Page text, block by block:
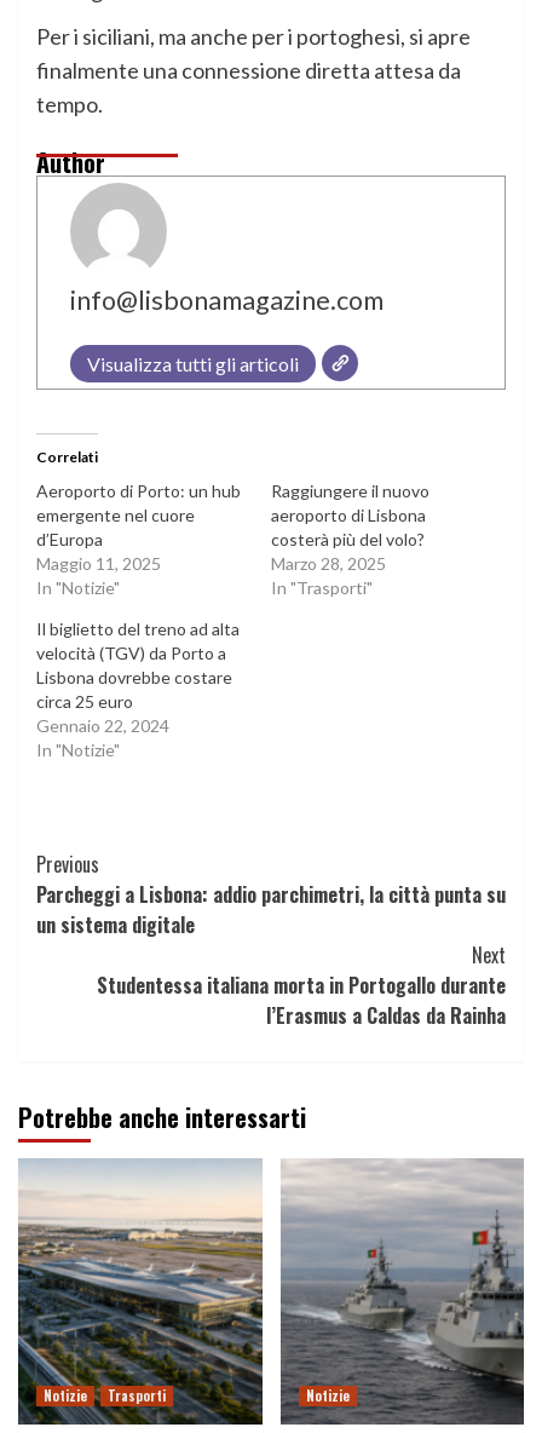
Per i siciliani, ma anche per i portoghesi, si apre
finalmente una connessione diretta attesa da
tempo.
Author
info@lisbonamagazine.com
Visualizza tutti gli articoli
Correlati
Aeroporto di Porto: un hub
emergente nel cuore
d’Europa
Maggio 11, 2025
In "Notizie"
Raggiungere il nuovo
aeroporto di Lisbona
costerà più del volo?
Marzo 28, 2025
In "Trasporti"
Il biglietto del treno ad alta
velocità (TGV) da Porto a
Lisbona dovrebbe costare
circa 25 euro
Gennaio 22, 2024
In "Notizie"
Continue
Reading
Previous
Parcheggi a Lisbona: addio parchimetri, la città punta su
un sistema digitale
Next
Studentessa italiana morta in Portogallo durante
l’Erasmus a Caldas da Rainha
Potrebbe anche interessarti
Notizie Trasporti Notizie